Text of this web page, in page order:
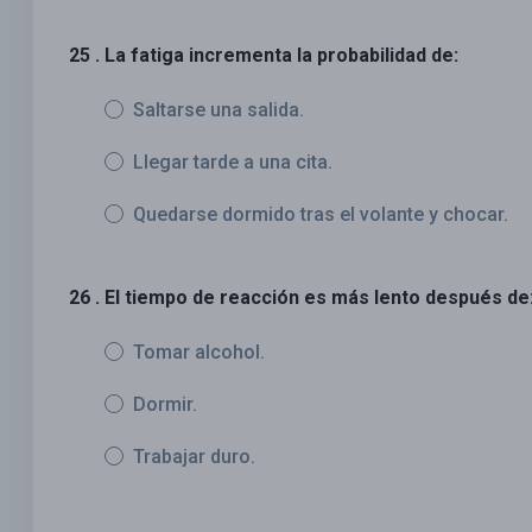
25 . La fatiga incrementa la probabilidad de:
Saltarse una salida.
Llegar tarde a una cita.
Quedarse dormido tras el volante y chocar.
26 . El tiempo de reacción es más lento después
Tomar alcohol.
Dormir.
Trabajar duro.